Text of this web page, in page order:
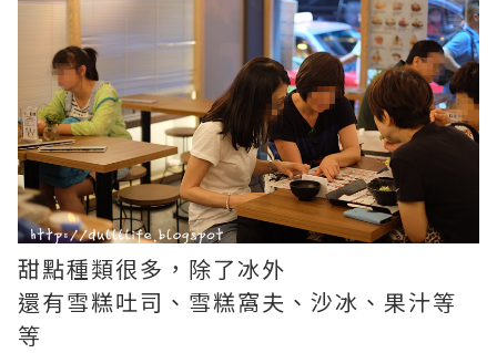
甜點種類很多，除了冰外
還有雪糕吐司、雪糕窩夫、沙冰、果汁等
等